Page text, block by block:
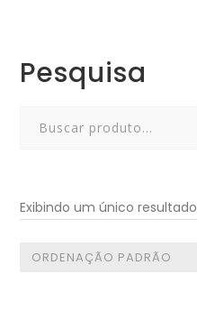
Pesquisa
Exibindo um único resultado